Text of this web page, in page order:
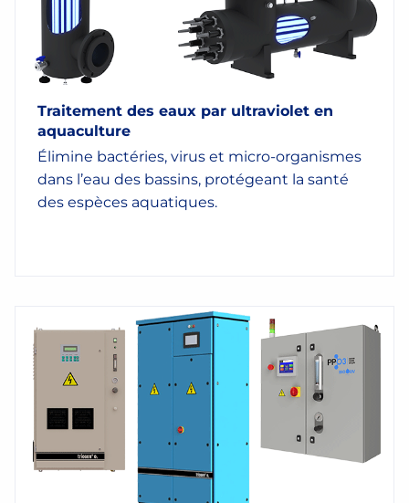
Traitement des eaux par ultraviolet en
aquaculture
Élimine bactéries, virus et micro-organismes
dans l’eau des bassins, protégeant la santé
des espèces aquatiques.